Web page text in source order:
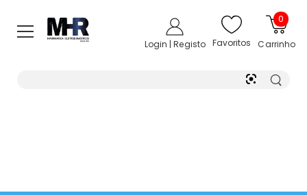
Login | Registo Favoritos
0
Carrinho